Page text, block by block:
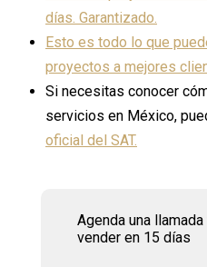
días. Garantizado.
Esto es todo lo que
proyectos a mejores
Si necesitas conocer
servicios en México,
oficial del SAT.
Agenda una
vender en 15 días